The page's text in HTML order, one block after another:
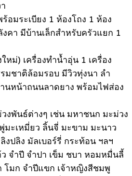
อมระเบียง 1 ห้องโถง 1 ห้อง
คา มีบ้านเล็กสำหรับครัวแยก 1
หม่) เครื่องทำน้ำอุ่น 1 เครื่อง
มชาติล้อมรอบ มีวิวทุ่งนา ลำ
นหน้าถนนลาดยาง พร้อมไฟส่อง
งพันธ์ต่างๆ เช่น มหาชนก มะม่วง
มะเหมี่ยว ลิ้นจี่ มะขาม มะนาว
งปลิง มัลเบอร์รี่ กระท้อน ฯลฯ
จำปี จำปา เข็ม ชบา หอมหมื่นลี้
โมก จำปีแขก เจ้าหญิงสีชมพู